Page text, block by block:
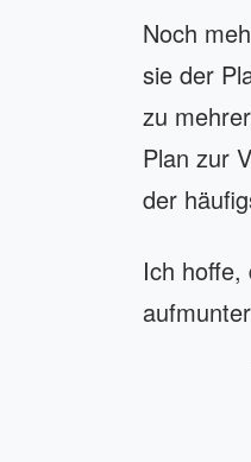
Noch
sie der
zu
Plan zur
der
Ich hoffe,